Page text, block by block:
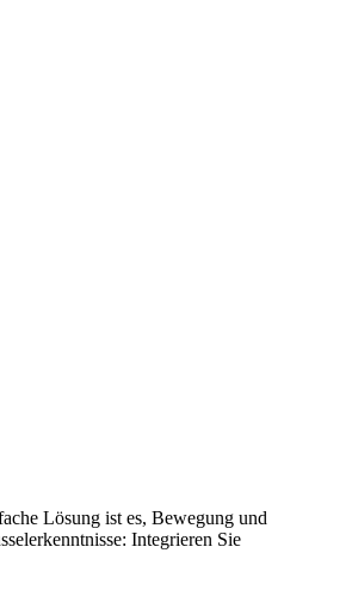
Lösung ist es, Bewegung und
Integrieren Sie